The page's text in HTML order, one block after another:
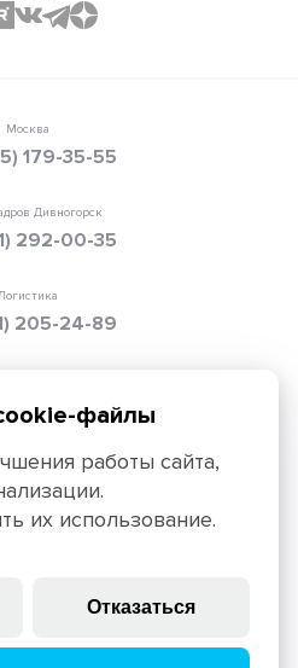
Москва
179-35-55
Дивногорск
292-00-35
205-24-89
ул. Ады Лебедевой, 152,
файлы
работы сайта,
их использование.
Отказаться